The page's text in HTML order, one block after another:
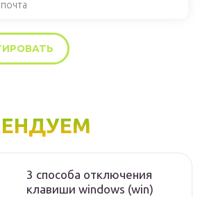
3 способа отключения
клавиши windows (win)